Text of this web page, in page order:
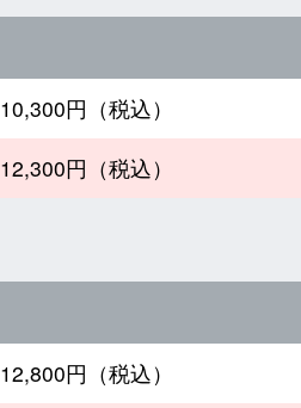
10,300円（税込）
12,300円（税込）
12,800円（税込）